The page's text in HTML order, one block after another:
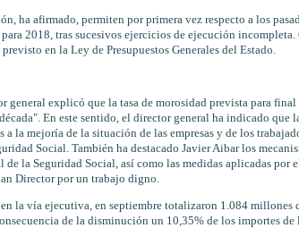
ha afirmado, permiten por primera vez respecto a los
2018, tras sucesivos ejercicios de ejecución
en la Ley de Presupuestos Generales del Estado.
general explicó que la tasa de morosidad prevista para
En este sentido, el director general ha indicado que
la mejoría de la situación de las empresas y de los
Social. También ha destacado Javier Aibar los
de la Seguridad Social, así como las medidas aplicadas
Director por un trabajo digno.
la vía ejecutiva, en septiembre totalizaron 1.084 millones
de la disminución un 10,35% de los importes de